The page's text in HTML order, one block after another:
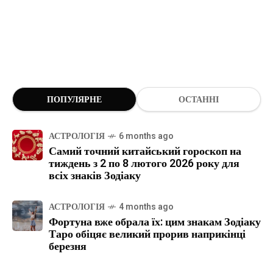
ПОПУЛЯРНЕ ОСТАННІ
АСТРОЛОГІЯ 6 months ago
Самий точний китайський гороскоп на
тиждень з 2 по 8 лютого 2026 року для
всіх знаків Зодіаку
АСТРОЛОГІЯ 4 months ago
Фортуна вже обрала їх: цим знакам Зодіаку
Таро обіцяє великий прорив наприкінці
березня